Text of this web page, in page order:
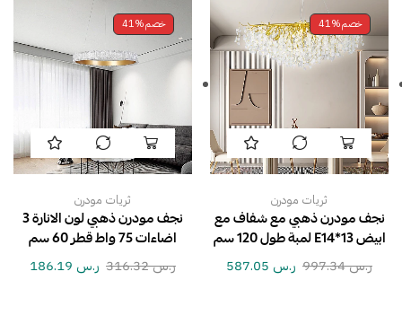
خصم41%
ثريات مودرن
نجف مودرن ذهبي مع شفاف مع
ابيض E14*13 لمبة طول 120 سم
ر.س997.34 ر.س
خصم41%
ثريات مودرن
نجف مودرن ذهبي لون الانارة 3
اضاءات 75 واط قطر 60 سم
ر.س316.32 ر.س